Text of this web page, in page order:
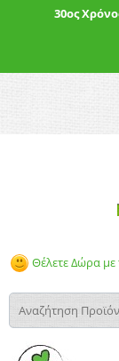
30ος
Θέλετε Δώρα με